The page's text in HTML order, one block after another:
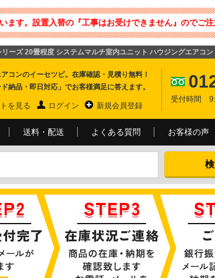
す。設置入替の『工事はお受けできません』のでご
ーズ 20畳程度 システムマルチ室内ユニット ハウジングエアコン
コンのイーセツビ。在庫確認・見積り無料！
ド納品・即日対応」でお客様満足に答えます。
を見る ログイン 新規会員登録
受付時間
送料・配送 よくある質問 お客様の声